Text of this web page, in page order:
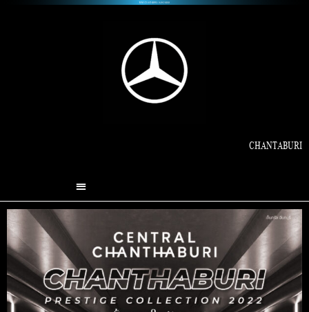
CHANTABURI